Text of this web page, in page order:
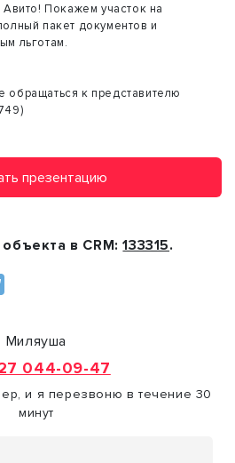
Покажем участок на
пакет документов и
льготам.
к представителю
презентацию
в CRM:133315.
Миляуша
044-09-47
и я перезвоню в течение 30
минут